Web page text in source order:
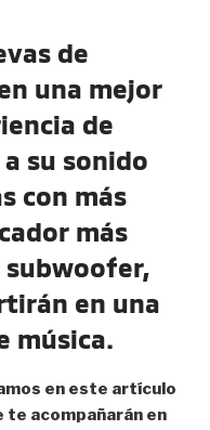
de
una mejor
de
su sonido
con más
más
en una
música.
en este artículo
te acompañarán en